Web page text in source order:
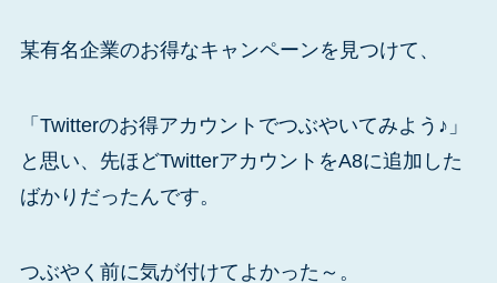
某有名企業のお得なキャンペーンを見つけて、
「Twitterのお得アカウントでつぶやいてみよう♪」
と思い、先ほどTwitterアカウントをA8に追加した
ばかりだったんです。
つぶやく前に気が付けてよかった～。